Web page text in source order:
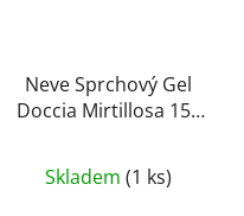
Neve Sprchový Gel
Doccia Mirtillosa 150
Skladem (1 ks)